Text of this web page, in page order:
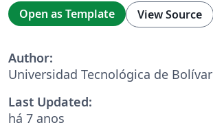
Open as Template View Source
Author:
Universidad Tecnológica de Bolívar
Last Updated:
há 7 anos